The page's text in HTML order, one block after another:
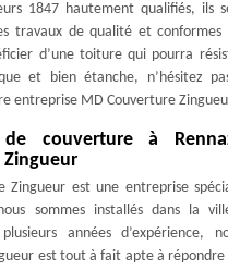
1847 hautement qualifiés, ils
travaux de qualité et conformes
d’une toiture qui pourra
et bien étanche, n’hésitez
entreprise MD Couverture
de couverture à
Zingueur est une entreprise
sommes installés dans la
années d’expérience,
est tout à fait apte à répondre